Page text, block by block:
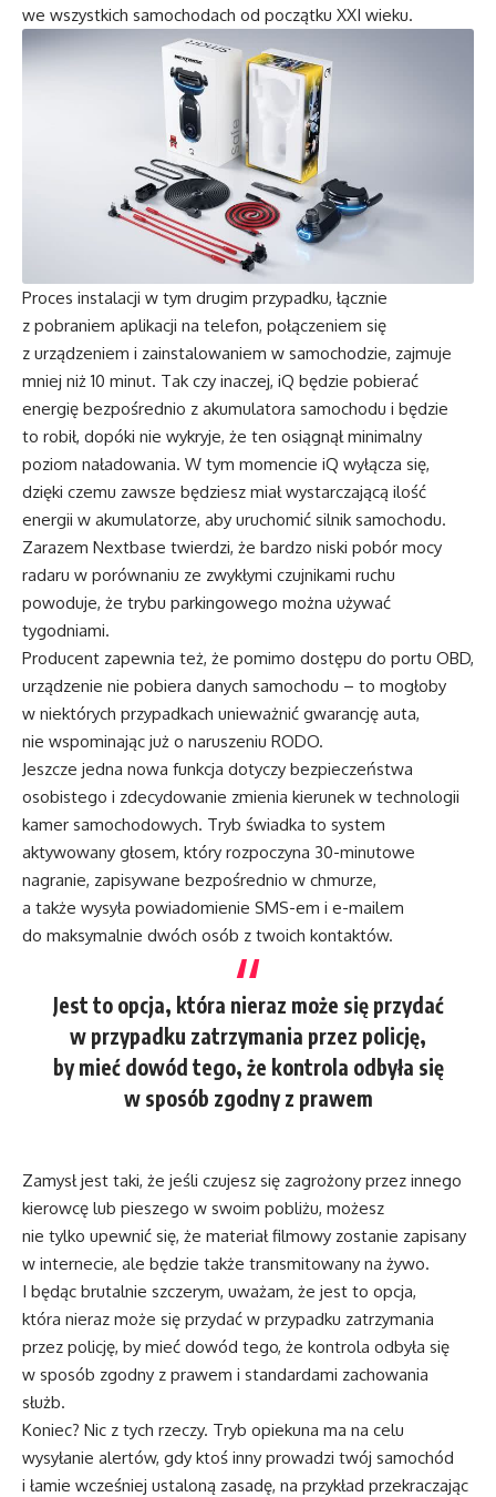
we wszystkich samochodach od początku XXI wieku.
Proces instalacji w tym drugim przypadku, łącznie
z pobraniem aplikacji na telefon, połączeniem się
z urządzeniem i zainstalowaniem w samochodzie, zajmuje
mniej niż 10 minut. Tak czy inaczej, iQ będzie pobierać
energię bezpośrednio z akumulatora samochodu i będzie
to robił, dopóki nie wykryje, że ten osiągnął minimalny
poziom naładowania. W tym momencie iQ wyłącza się,
dzięki czemu zawsze będziesz miał wystarczającą ilość
energii w akumulatorze, aby uruchomić silnik samochodu.
Zarazem Nextbase twierdzi, że bardzo niski pobór mocy
radaru w porównaniu ze zwykłymi czujnikami ruchu
powoduje, że trybu parkingowego można używać
tygodniami.
Producent zapewnia też, że pomimo dostępu do portu OBD,
urządzenie nie pobiera danych samochodu – to mogłoby
w niektórych przypadkach unieważnić gwarancję auta,
nie wspominając już o naruszeniu RODO.
Jeszcze jedna nowa funkcja dotyczy bezpieczeństwa
osobistego i zdecydowanie zmienia kierunek w technologii
kamer samochodowych. Tryb świadka to system
aktywowany głosem, który rozpoczyna 30-minutowe
nagranie, zapisywane bezpośrednio w chmurze,
a także wysyła powiadomienie SMS-em i e-mailem
do maksymalnie dwóch osób z twoich kontaktów.
Jest to opcja, która nieraz może się przydać
w przypadku zatrzymania przez policję,
by mieć dowód tego, że kontrola odbyła się
w sposób zgodny z prawem
Zamysł jest taki, że jeśli czujesz się zagrożony przez innego
kierowcę lub pieszego w swoim pobliżu, możesz
nie tylko upewnić się, że materiał filmowy zostanie zapisany
w internecie, ale będzie także transmitowany na żywo.
I będąc brutalnie szczerym, uważam, że jest to opcja,
która nieraz może się przydać w przypadku zatrzymania
przez policję, by mieć dowód tego, że kontrola odbyła się
w sposób zgodny z prawem i standardami zachowania
służb.
Koniec? Nic z tych rzeczy. Tryb opiekuna ma na celu
wysyłanie alertów, gdy ktoś inny prowadzi twój samochód
i łamie wcześniej ustaloną zasadę, na przykład przekraczając